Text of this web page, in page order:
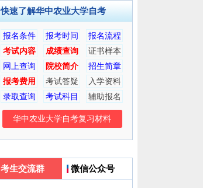
快速了解华中农业大学自考
报名条件 报考时间
报名流程
考试内容
成绩查询
证书样本
网上查询
院校简介
招生简章
报考费用
考试答疑
入学资料
录取查询
考试科目 辅助报名
华中农业大学自考复习材料
考生交流群 微信公众号